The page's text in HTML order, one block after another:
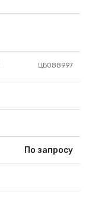
ЦБ088997
По запросу